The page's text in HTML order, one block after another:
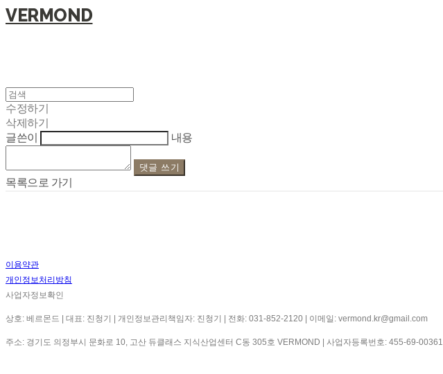
VERMOND
수정하기
삭제하기
글쓴이
내용
댓글 쓰기
목록으로 가기
이용약관
개인정보처리방침
사업자정보확인
상호: 베르몬드 | 대표: 진청기 | 개인정보관리책임자: 진청기 | 전화: 031-852-2120 | 이메일: vermond.kr@gmail.com
주소: 경기도 의정부시 문화로 10, 고산 듀클래스 지식산업센터 C동 305호 VERMOND | 사업자등록번호: 455-69-00361